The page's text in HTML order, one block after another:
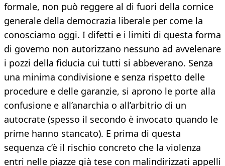
formale, non può reggere al di fuori della cornice
generale della democrazia liberale per come la
conosciamo oggi. I difetti e i limiti di questa forma
di governo non autorizzano nessuno ad avvelenare
i pozzi della fiducia cui tutti si abbeverano. Senza
una minima condivisione e senza rispetto delle
procedure e delle garanzie, si aprono le porte alla
confusione e all’anarchia o all’arbitrio di un
autocrate (spesso il secondo è invocato quando le
prime hanno stancato). E prima di questa
sequenza c’è il rischio concreto che la violenza
entri nelle piazze già tese con malindirizzati appelli